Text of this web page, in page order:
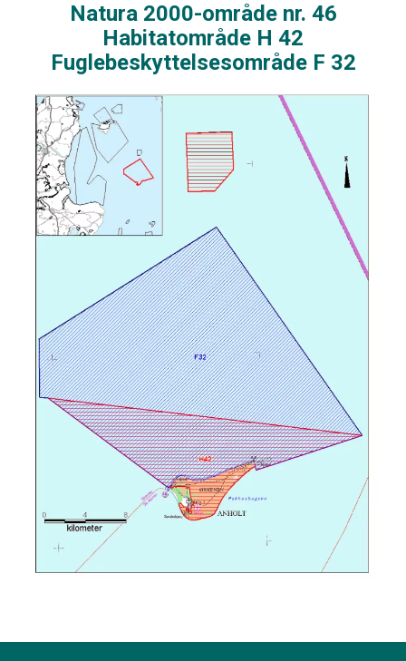
Natura 2000-område nr. 46
Habitatområde H 42
Fuglebeskyttelsesområde F 32